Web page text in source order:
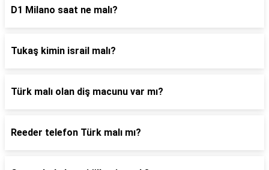
D1 Milano saat ne malı?
Tukaş kimin israil malı?
Türk malı olan diş macunu var mı?
Reeder telefon Türk malı mı?